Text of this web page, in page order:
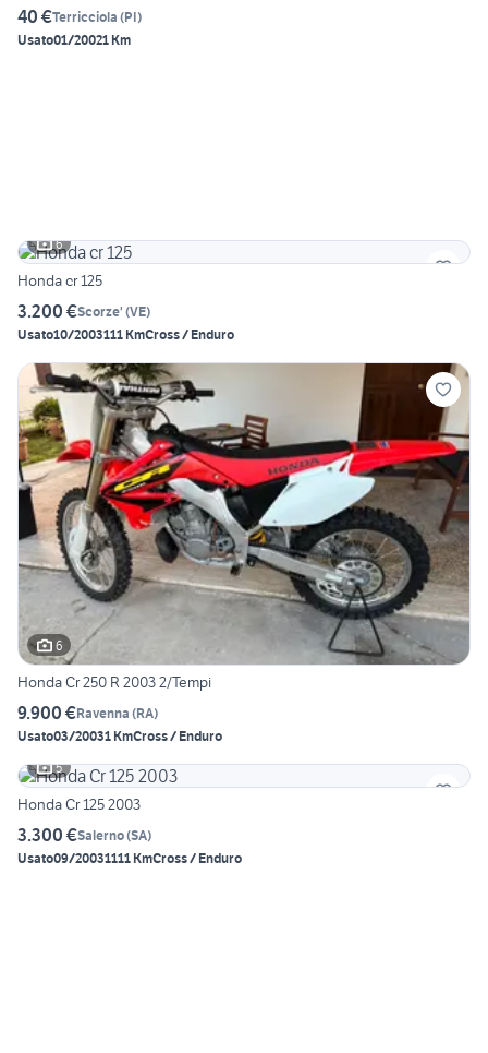
40 €Terricciola (PI)
Usato01/20021 Km
6
Honda cr 125
3.200 €Scorze' (VE)
Usato10/2003111 KmCross / Enduro
6
Honda Cr 250 R 2003 2/Tempi
9.900 €Ravenna (RA)
Usato03/20031 KmCross / Enduro
5
Honda Cr 125 2003
3.300 €Salerno(SA)
Usato09/20031111 KmCross / Enduro